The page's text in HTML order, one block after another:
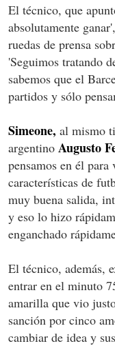
El técnico, que
absolutamente
ruedas de prensa
'Seguimos tratando
sabemos que el
partidos y sólo
Simeone, al mismo
argentino Augusto
pensamos en él para
características de
muy buena salida,
y eso lo hizo
enganchado
El técnico, además,
entrar en el minuto
amarilla que vio
sanción por cinco
cambiar de idea y